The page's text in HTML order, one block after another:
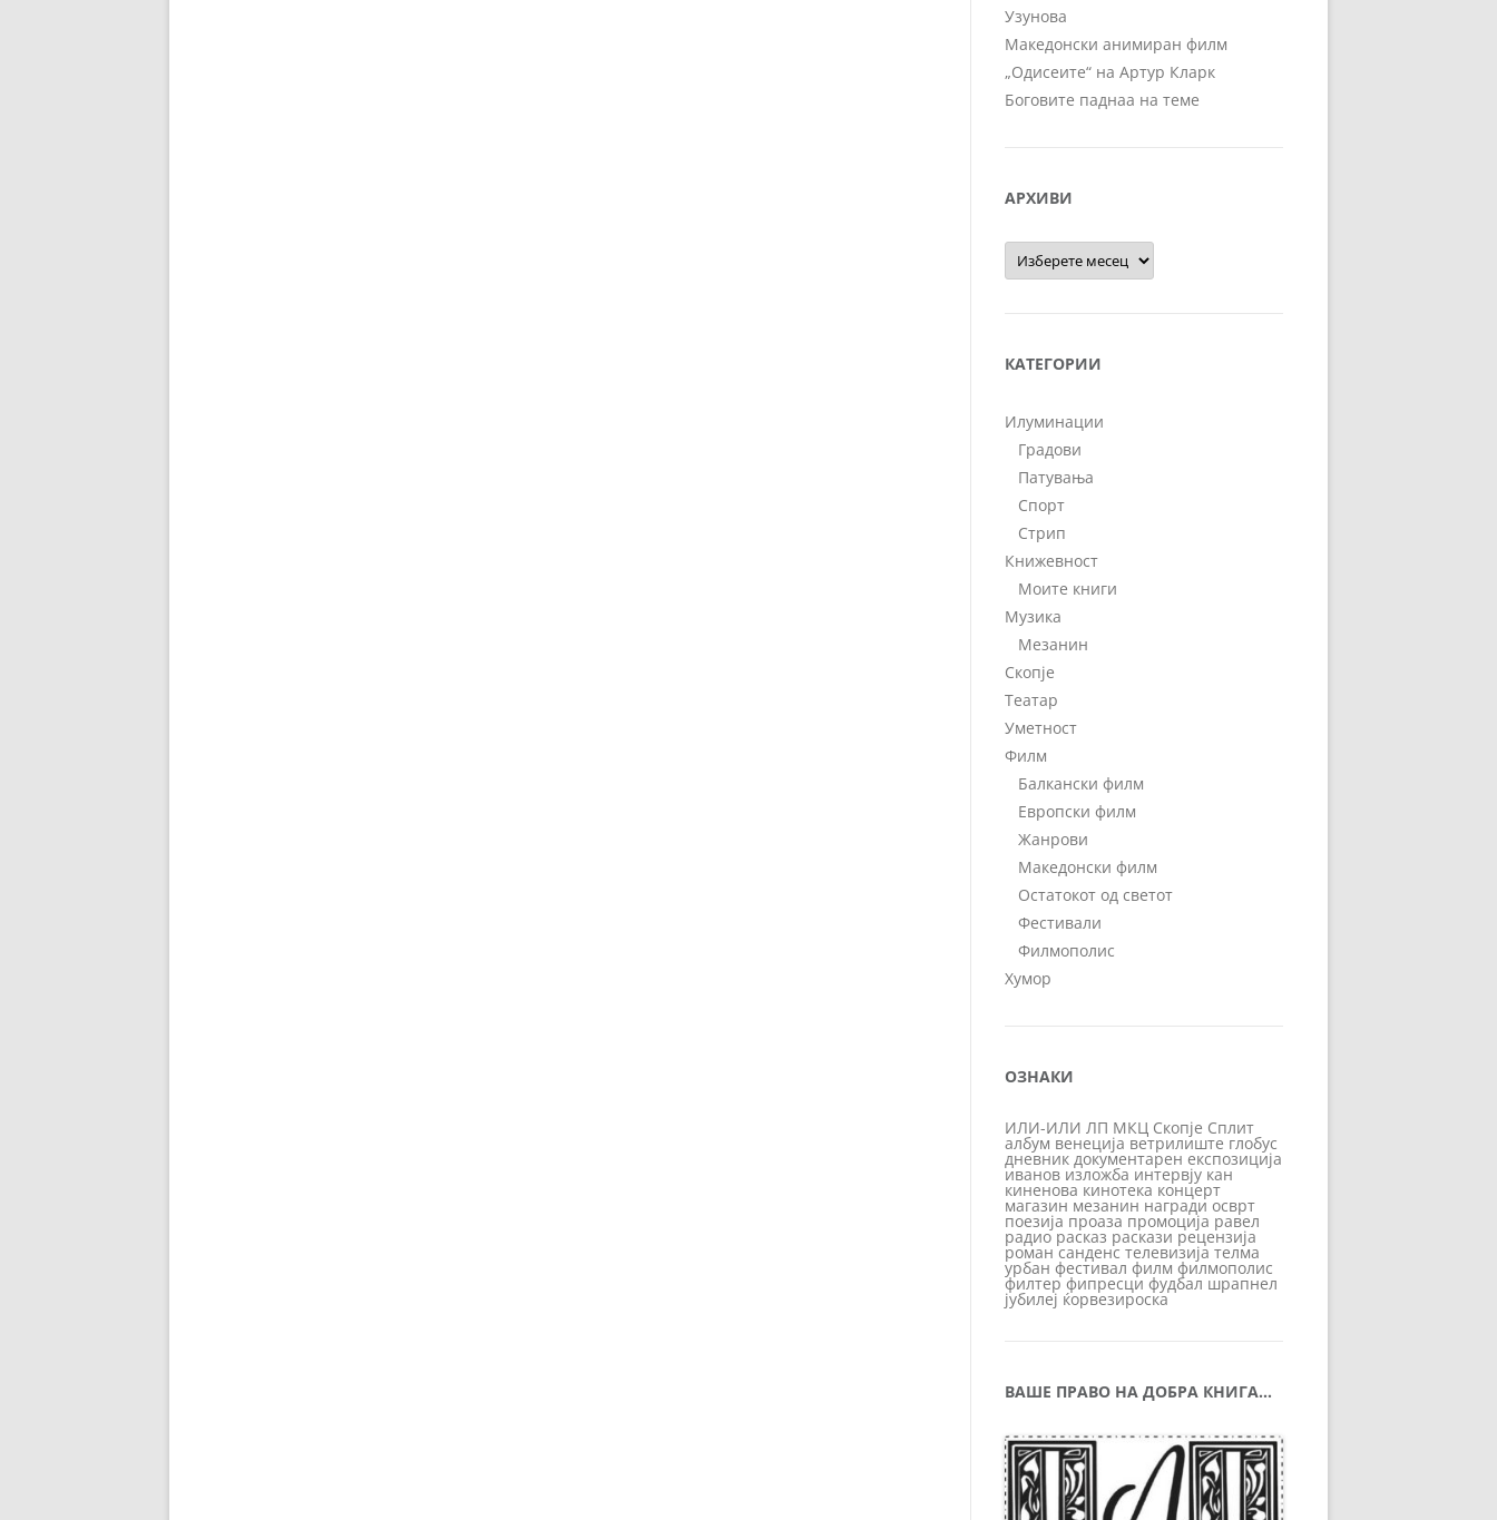
Узунова
Македонски анимиран филм
„Одисеите“ на Артур Кларк
Боговите паднаа на теме
АРХИВИ
Архиви
КАТЕГОРИИ
Илуминации
Градови
Патувања
Спорт
Стрип
Книжевност
Моите книги
Музика
Мезанин
Скопје
Театар
Уметност
Филм
Балкански филм
Европски филм
Жанрови
Македонски филм
Остатокот од светот
Фестивали
Филмополис
Хумор
ОЗНАКИ
ИЛИ-ИЛИ ЛП МКЦ Скопје Сплит
албум венеција ветрилиште глобус
дневник документарен експозиција
иванов изложба интервју кан
киненова кинотека концерт
магазин мезанин награди осврт
поезија проаза промоција равел
радио расказ раскази рецензија
роман санденс телевизија телма
урбан фестивал филм филмополис
филтер фипресци фудбал шрапнел
јубилеј ќорвезироска
ВАШЕ ПРАВО НА ДОБРА КНИГА…